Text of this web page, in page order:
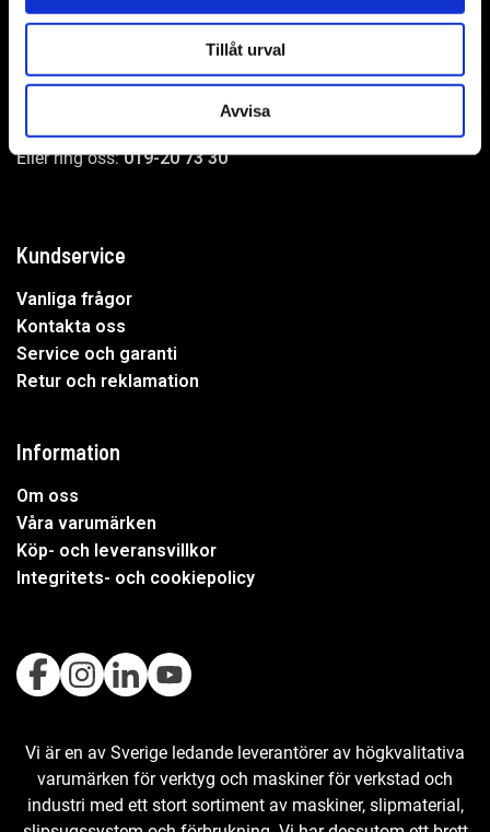
Tillåt urval
Avvisa
Adress: Elementvägen 7, 702 27 Örebro
Undrar du över något?
Mejla oss:info@wer.se
Eller ring oss:019-20 73 30
Kundservice
Vanliga frågor
Kontakta oss
Service och garanti
Retur och reklamation
Information
Om oss
Våra varumärken
Köp- och leveransvillkor
Integritets- och cookiepolicy
Vi är en av Sverige ledande leverantörer av högkvalitativa
varumärken för verktyg och maskiner för verkstad och
industri med ett stort sortiment av maskiner, slipmaterial,